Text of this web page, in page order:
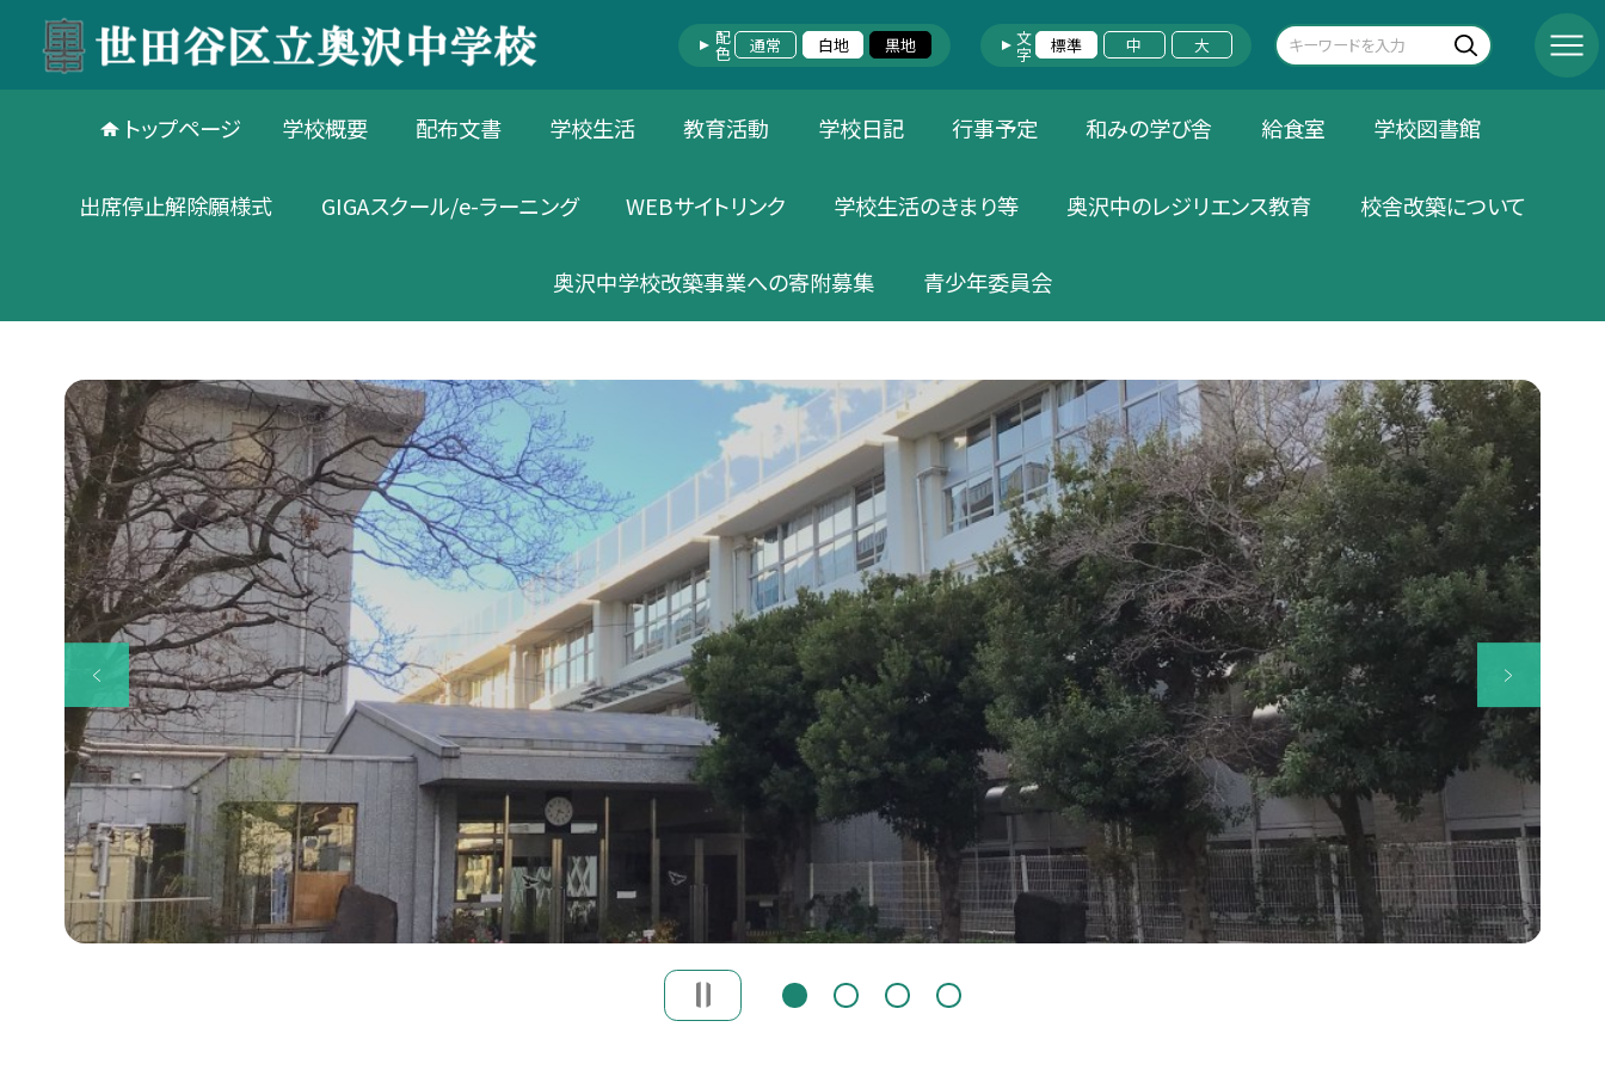
配色 通常 白地 黒地 文字 標準 中 大
トップページ 学校概要 配布文書 学校生活 教育活動 学校日記 行事予定 和みの学び舎 給食室 学校図書館
出席停止解除願様式 GIGAスクール/e-ラーニング WEBサイトリンク 学校生活のきまり等 奥沢中のレジリエンス教育 校舎改築について
奥沢中学校改築事業への寄附募集 青少年委員会